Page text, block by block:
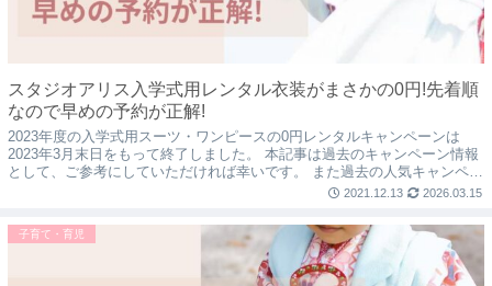
スタジオアリス入学式用レンタル衣装がまさかの0円!先着順
なので早めの予約が正解!
2023年度の入学式用スーツ・ワンピースの0円レンタルキャンペーンは
2023年3月末日をもって終了しました。 本記事は過去のキャンペーン情報
として、ご参考にしていただければ幸いです。 また過去の人気キャンペー
2021.12.13 2026.03.15
子育て・育児